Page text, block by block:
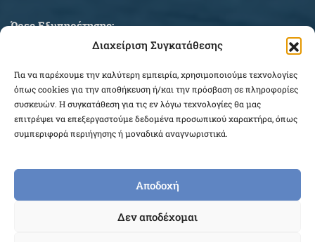
Διαχείριση Συγκατάθεσης
Για να παρέχουμε την καλύτερη εμπειρία, χρησιμοποιούμε τεχνολογίες
όπως cookies για την αποθήκευση ή/και την πρόσβαση σε πληροφορίες
συσκευών. Η συγκατάθεση για τις εν λόγω τεχνολογίες θα μας
επιτρέψει να επεξεργαστούμε δεδομένα προσωπικού χαρακτήρα, όπως
συμπεριφορά περιήγησης ή μοναδικά αναγνωριστικά.
Αποδοχή
Δεν αποδέχομαι
Ώρες Εξυπηρέτησης:
ΠΛΗΡΟΦΟΡΙΕΣ ΑΓΟΡΩΝ
COPYRIGHT © 2026 EPEKEINA.GR. DESIGNED BY
WEB_FOR_ALL